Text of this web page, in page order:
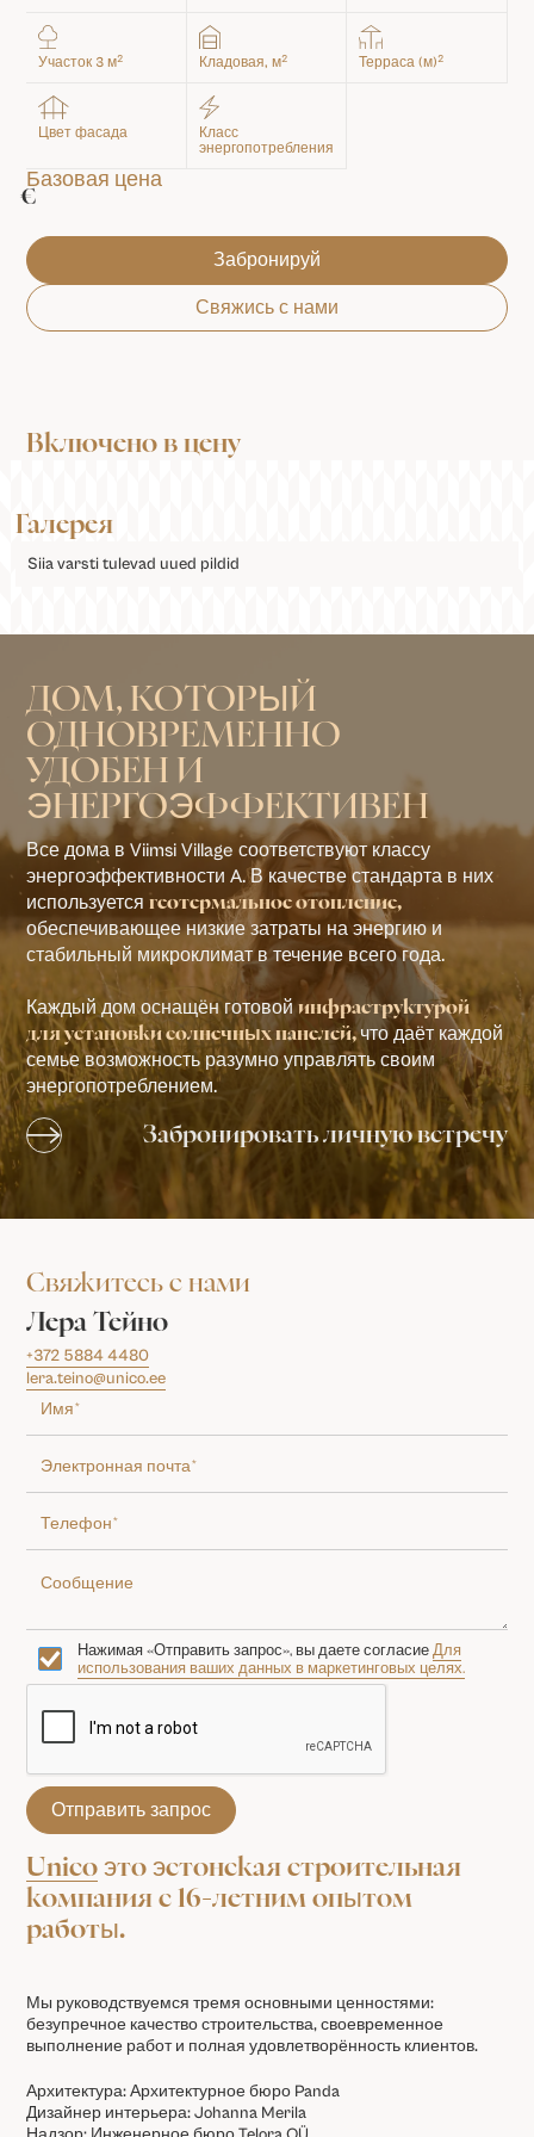
Участок 3 м2 Кладовая, м2 Терраса (м)2
Цвет фасада
Класс
энергопотребления
Базовая цена
€
Забронируй
Свяжись с нами
Включено в цену
Галерея
Siia varsti tulevad uued pildid
ДОМ, КОТОРЫЙ
ОДНОВРЕМЕННО
УДОБЕН И
ЭНЕРГОЭФФЕКТИВЕН
Все дома в Viimsi Village соответствуют классу
энергоэффективности A. В качестве стандарта в них
используетсягеотермальное отопление,
обеспечивающее низкие затраты на энергию и
стабильный микроклимат в течение всего года.
Каждый дом оснащён готовойинфраструктурой
для установки солнечных панелей,что даёт каждой
семье возможность разумно управлять своим
энергопотреблением.
Забронировать личную встречу
Unico это эстонская строительная
компания с 16-летним опытом
работы.
Мы руководствуемся тремя основными ценностями:
безупречное качество строительства, своевременное
выполнение работ и полная удовлетворённость клиентов.
Архитектура: Архитектурное бюро Panda
Дизайнер интерьера: Johanna Merila
Свяжитесь с нами
Лера Тейно
+372 5884 4480
lera.teino@unico.ee
Нажимая «Отправить запрос», вы даете согласиеДля
использования ваших данных в маркетинговых целях.